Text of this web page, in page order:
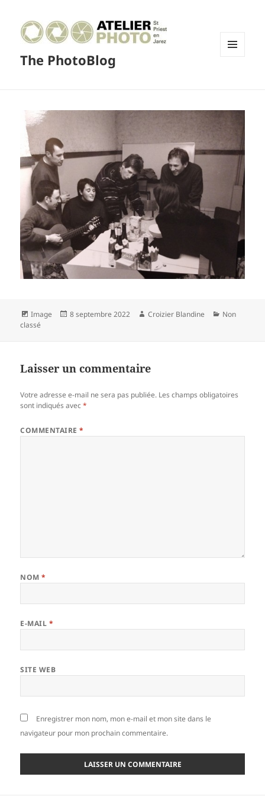
The PhotoBlog
Format
Image
Publié
8 septembre 2022 Auteur
Croizier Blandine Catégories
Non
classé
Laisser un commentaire
Votre adresse e-mail ne sera pas publiée. Les champs obligatoires
sont indiqués avec*
COMMENTAIRE*
NOM*
E-MAIL *
SITE WEB
Enregistrer mon nom, mon e-mail et mon site dans le
navigateur pour mon prochain commentaire.